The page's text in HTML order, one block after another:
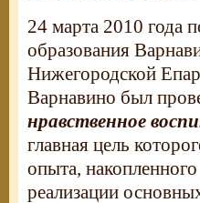
24 марта 2010 года
образования
Нижегородской
Варнавино был
нравственное
главная цель
опыта,
реализации